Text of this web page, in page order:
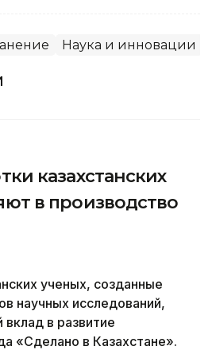
Наука и инновации
казахстанских
в производство
ученых, созданные
научных исследований,
вклад в развитие
«Сделано в Казахстане».